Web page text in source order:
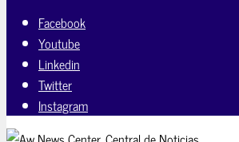
Facebook
Youtube
Linkedin
Twitter
Instagram